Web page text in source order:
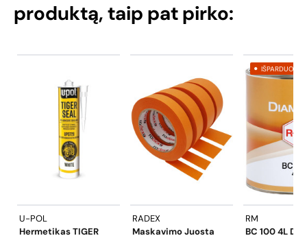
produktą, taip pat pirko:
U-POL
Hermetikas TIGER
RADEX
Maskavimo Juosta
IŠPARDUOTA
RM
BC 100 4L